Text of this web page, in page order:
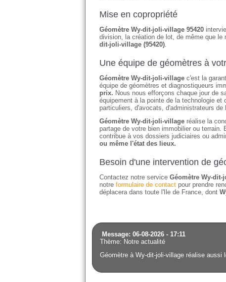
Mise en copropriété
Géomètre Wy-dit-joli-village 95420
division, la création de lot, de même que le
dit-joli-village (95420).
Une équipe de géomètres à
Géomètre Wy-dit-joli-village c'est la
équipe de géomètres et diagnostiqueurs
prix. Nous nous efforçons chaque jour de
équipement à la pointe de la technologie
particuliers, d'avocats, d'administrateurs
Géomètre Wy-dit-joli-village réalise la
partage de votre bien immobilier ou
contribue à vos dossiers judiciaires ou
ou même l'état des lieux.
Besoin d'une intervention de
Contactez notre service Géomètre Wy-dit-
notre formulaire de contact pour prendre
déplacera dans toute l'Ile de France, dont
Message: 06-08-2026 - 17:11
Thème: Notre actualité
Géomètre à Wy-dit-joli-village réalise